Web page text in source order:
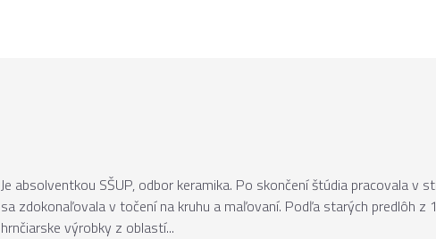
Je absolventkou SŠUP, odbor keramika. Po skončení štúdia pracovala v
sa zdokonaľovala v točení na kruhu a maľovaní. Podľa starých predlôh z
hrnčiarske výrobky z oblastí...